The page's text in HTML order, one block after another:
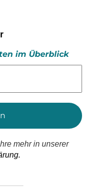
im Überblick
mehr in unserer